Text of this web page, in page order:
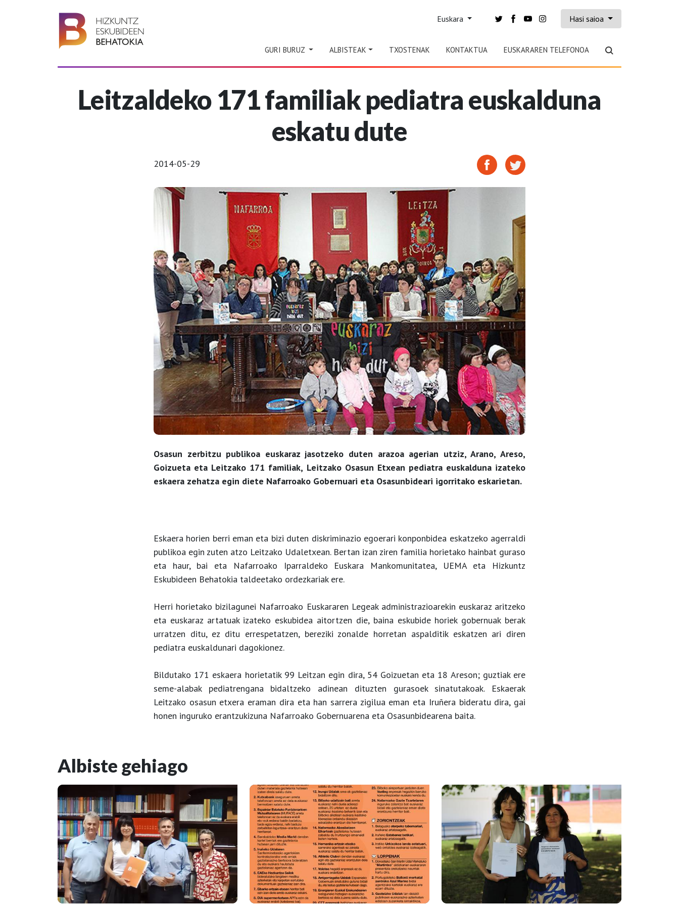
Euskara Hasi saioa
GURI BURUZ ALBISTEAK TXOSTENAK KONTAKTUA EUSKARAREN TELEFONOA
Leitzaldeko 171 familiak pediatra euskalduna
eskatu dute
2014-05-29
Osasun zerbitzu publikoa euskaraz jasotzeko duten arazoa agerian utziz, Arano, Areso,
Goizueta eta Leitzako 171 familiak, Leitzako Osasun Etxean pediatra euskalduna izateko
eskaera zehatza egin diete Nafarroako Gobernuari eta Osasunbideari igorritako eskarietan.
Eskaera horien berri eman eta bizi duten diskriminazio egoerari konponbidea eskatzeko agerraldi
publikoa egin zuten atzo Leitzako Udaletxean. Bertan izan ziren familia horietako hainbat guraso
eta haur, bai eta Nafarroako Iparraldeko Euskara Mankomunitatea, UEMA eta Hizkuntz
Eskubideen Behatokia taldeetako ordezkariak ere.
Herri horietako bizilagunei Nafarroako Euskararen Legeak administrazioarekin euskaraz aritzeko
eta euskaraz artatuak izateko eskubidea aitortzen die, baina eskubide horiek gobernuak berak
urratzen ditu, ez ditu errespetatzen, bereziki zonalde horretan aspalditik eskatzen ari diren
pediatra euskaldunari dagokionez.
Bildutako 171 eskaera horietatik 99 Leitzan egin dira, 54 Goizuetan eta 18 Areson; guztiak ere
seme-alabak pediatrengana bidaltzeko adinean dituzten gurasoek sinatutakoak. Eskaerak
Leitzako osasun etxera eraman dira eta han sarrera zigilua eman eta Iruñera bideratu dira, gai
honen inguruko erantzukizuna Nafarroako Gobernuarena eta Osasunbidearena baita.
Albiste gehiago